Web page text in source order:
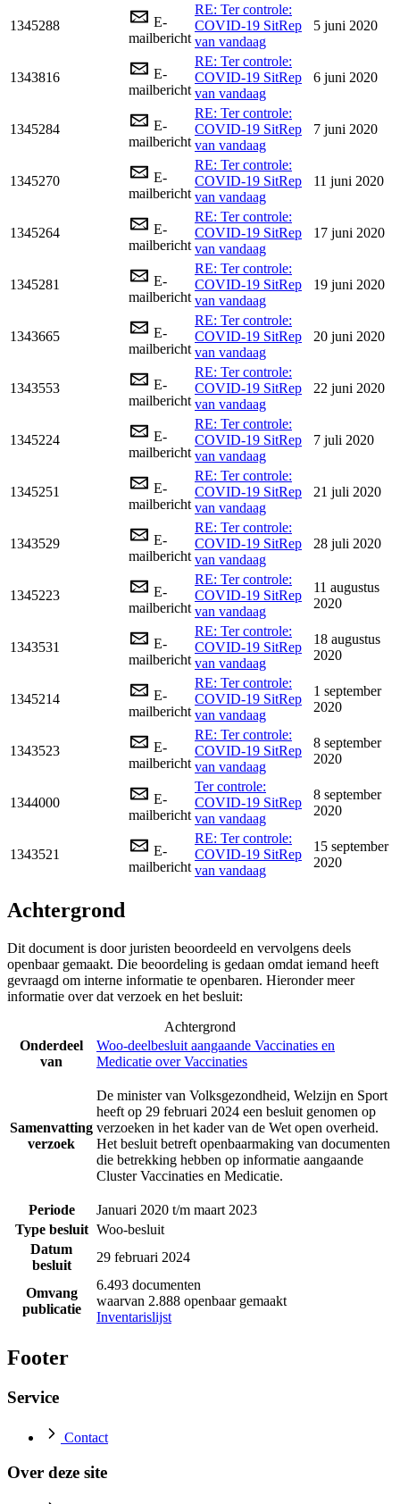
1345288
E-
mailbericht
RE: Ter controle:
COVID-19 SitRep
van vandaag
5 juni 2020
1343816
E-
mailbericht
RE: Ter controle:
COVID-19 SitRep
van vandaag
6 juni 2020
1345284
E-
mailbericht
RE: Ter controle:
COVID-19 SitRep
van vandaag
7 juni 2020
1345270
E-
mailbericht
RE: Ter controle:
COVID-19 SitRep
van vandaag
11 juni 2020
1345264
E-
mailbericht
RE: Ter controle:
COVID-19 SitRep
van vandaag
17 juni 2020
1345281
E-
mailbericht
RE: Ter controle:
COVID-19 SitRep
van vandaag
19 juni 2020
1343665
E-
mailbericht
RE: Ter controle:
COVID-19 SitRep
van vandaag
20 juni 2020
1343553
E-
mailbericht
RE: Ter controle:
COVID-19 SitRep
van vandaag
22 juni 2020
1345224
E-
mailbericht
RE: Ter controle:
COVID-19 SitRep
van vandaag
7 juli 2020
1345251
E-
mailbericht
RE: Ter controle:
COVID-19 SitRep
van vandaag
21 juli 2020
1343529
E-
mailbericht
RE: Ter controle:
COVID-19 SitRep
van vandaag
28 juli 2020
1345223
E-
mailbericht
RE: Ter controle:
COVID-19 SitRep
van vandaag
11 augustus
2020
1343531
E-
mailbericht
RE: Ter controle:
COVID-19 SitRep
van vandaag
18 augustus
2020
1345214
E-
mailbericht
RE: Ter controle:
COVID-19 SitRep
van vandaag
1 september
2020
1343523
E-
mailbericht
RE: Ter controle:
COVID-19 SitRep
van vandaag
8 september
2020
1344000
E-
mailbericht
Ter controle:
COVID-19 SitRep
van vandaag
8 september
2020
1343521
E-
mailbericht
RE: Ter controle:
COVID-19 SitRep
van vandaag
15 september
2020
Achtergrond
Dit document is door juristen beoordeeld en vervolgens deels
openbaar gemaakt. Die beoordeling is gedaan omdat iemand heeft
gevraagd om interne informatie te openbaren. Hieronder meer
informatie over dat verzoek en het besluit:
Achtergrond
Onderdeel
van
Woo-deelbesluit aangaande Vaccinaties en
Medicatie over Vaccinaties
Samenvatting
verzoek
De minister van Volksgezondheid, Welzijn en Sport
heeft op 29 februari 2024 een besluit genomen op
verzoeken in het kader van de Wet open overheid.
Het besluit betreft openbaarmaking van documenten
die betrekking hebben op informatie aangaande
Cluster Vaccinaties en Medicatie.
Periode
Januari 2020 t/m maart 2023
Type besluit Woo-besluit
Datum
besluit
29 februari 2024
Omvang
publicatie
6.493 documenten
waarvan 2.888 openbaar gemaakt
Inventarislijst
Footer
Service
Contact
Over deze site